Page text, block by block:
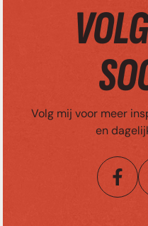
Volg mij voor meer
en